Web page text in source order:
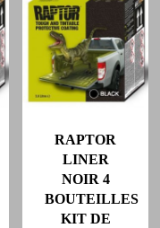
RAPTOR
LINER
NOIR 4
BOUTEILLES
KIT DE